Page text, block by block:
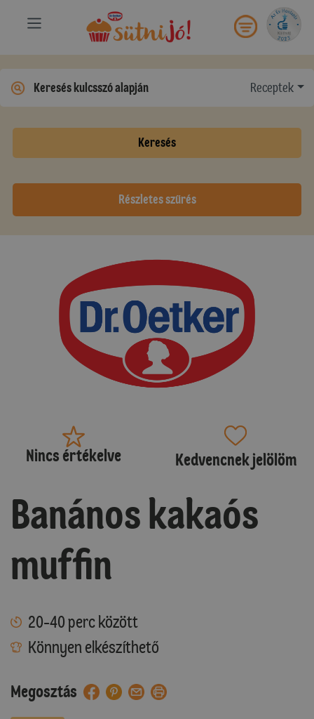
Receptek
Keresés
Részletes szűrés
Nincs értékelve Kedvencnek jelölöm
Banános kakaós
muffin
20-40 perc között
Könnyen elkészíthető
Megosztás